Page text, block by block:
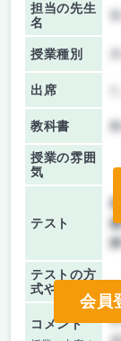
会員
担当の先生
名
授業種別
出席
教科書
授業の雰囲
気
テスト
テストの方
式や難易度
-
コメント